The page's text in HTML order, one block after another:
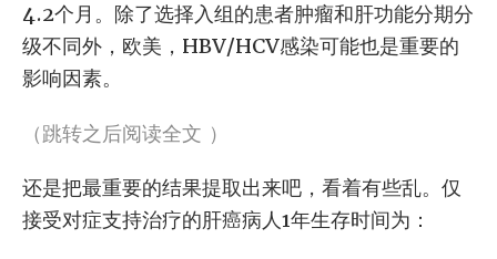
4.2个月。除了选择入组的患者肿瘤和肝功能分期分
级不同外，欧美，HBV/HCV感染可能也是重要的
影响因素。
（跳转之后阅读全文 ）
还是把最重要的结果提取出来吧，看着有些乱。仅
接受对症支持治疗的肝癌病人1年生存时间为：